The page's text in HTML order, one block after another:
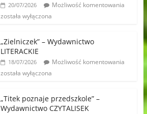
20/07/2026
Możliwość komentowania
została wyłączona
„Zielniczek” – Wydawnictwo
LITERACKIE
18/07/2026
Możliwość komentowania
została wyłączona
„Titek poznaje przedszkole” –
Wydawnictwo CZYTALISEK